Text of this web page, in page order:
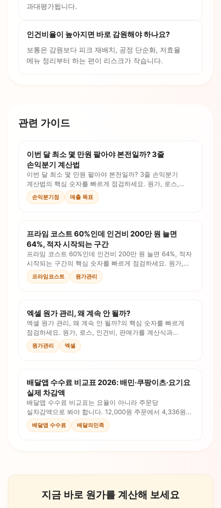
과대평가됩니다.
인건비율이 높아지면 바로 감원해야 하나요?
보통은 감원보다 피크 재배치, 공정 단순화, 저효율
메뉴 정리부터 하는 편이 리스크가 작습니다.
관련 가이드
이번 달 최소 몇 만원 팔아야 본전일까? 3줄
손익분기 계산법
이번 달 최소 몇 만원 팔아야 본전일까? 3줄 손익분기
계산법의 핵심 숫자를 빠르게 점검하세요. 원가, 로스,
인건비, 판매가를 계산식과 체크리스트로 확인합니다.
손익분기점 매출 목표
프라임 코스트 60%인데 인건비 200만 원 늘면
64%, 적자 시작되는 구간
프라임 코스트 60%인데 인건비 200만 원 늘면 64%, 적자
시작되는 구간의 핵심 숫자를 빠르게 점검하세요. 원가,
로스, 인건비, 판매가를 계산식과 체크리스트로
확인합니다.
프라임코스트 원가관리
엑셀 원가 관리, 왜 계속 안 될까?
엑셀 원가 관리, 왜 계속 안 될까?의 핵심 숫자를 빠르게
점검하세요. 원가, 로스, 인건비, 판매가를 계산식과
체크리스트로 확인합니다.
원가관리 엑셀
배달앱 수수료 비교표 2026: 배민·쿠팡이츠·요기요
실제 차감액
배달앱 수수료 비교표는 요율이 아니라 주문당
실차감액으로 봐야 합니다. 12,000원 주문에서 4,336원이
먼저 빠지는 예시로 배민·쿠팡이츠·요기요를 비교하세요.
배달앱 수수료 배달의민족
지금 바로 원가를 계산해 보세요